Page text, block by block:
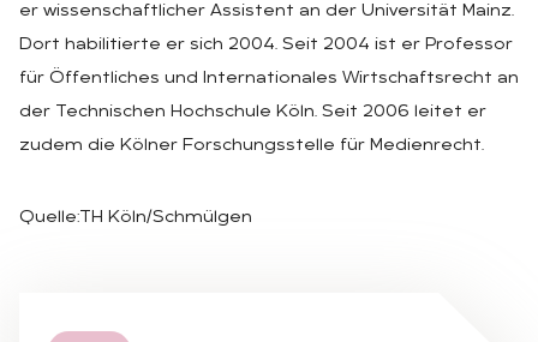
er wissenschaftlicher Assistent an der Universität Mainz.
Dort habilitierte er sich 2004. Seit 2004 ist er Professor
für Öffentliches und Internationales Wirtschaftsrecht an
der Technischen Hochschule Köln. Seit 2006 leitet er
zudem die Kölner Forschungsstelle für Medienrecht.
Quelle:TH Köln/Schmülgen